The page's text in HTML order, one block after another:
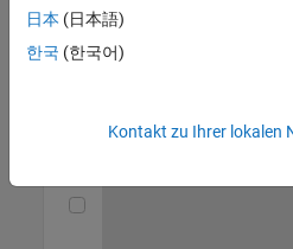
and Energy
Market
Developer
Marketing |
日本 (日本語)
한국 (한국어)
Kontakt zu Ihrer lokalen